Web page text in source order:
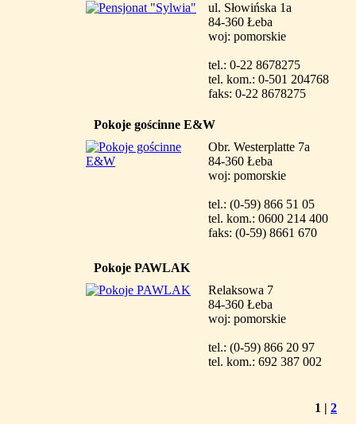
ul. Słowińska 1a
84-360 Łeba
woj: pomorskie
tel.: 0-22 8678275
tel. kom.: 0-501 204768
faks: 0-22 8678275
Pokoje gościnne E&W
Obr. Westerplatte 7a
84-360 Łeba
woj: pomorskie
tel.: (0-59) 866 51 05
tel. kom.: 0600 214 400
faks: (0-59) 8661 670
Pokoje PAWLAK
Relaksowa 7
84-360 Łeba
woj: pomorskie
tel.: (0-59) 866 20 97
tel. kom.: 692 387 002
1 | 2